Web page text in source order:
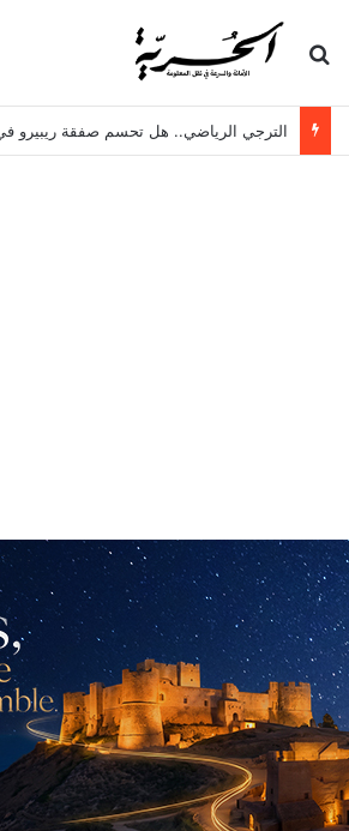
بحث عن
الترجي الرياضي.. هل تحسم صفقة ريبيرو